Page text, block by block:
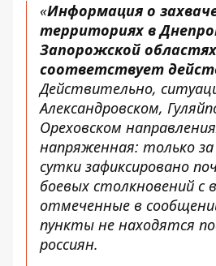
«Информация о
территориях в
Запорожской
соответствует
Действительно,
Александровском,
Ореховском
напряженная: только
сутки зафиксировано
боевых столкновений с
отмеченные в
пункты не находятся
россиян.